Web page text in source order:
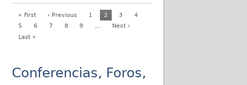
« First ‹ Previous 1 2 3
4
5
6 7 8 9 …
Next ›
Last »
Conferencias, Foros,